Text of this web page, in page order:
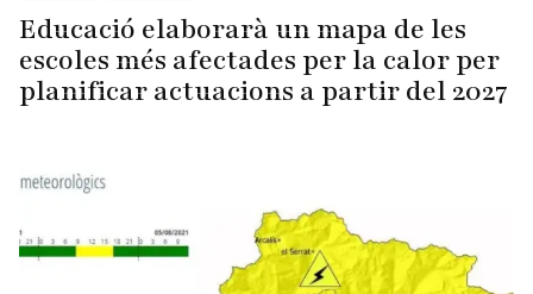
Educació elaborarà un mapa de les
escoles més afectades per la calor per
planificar actuacions a partir del 2027